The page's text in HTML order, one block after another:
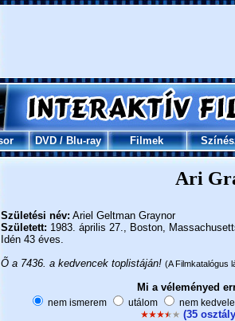
DVD/Blu-ray Filmek
Ari
Születési név: Ariel Geltman Graynor
Született: 1983. április 27., Boston,
Idén 43 éves.
Õ a 7436. a kedvencek toplistáján! (A Filmkatalógus
Mi a véleményed
nem ismerem utálom nem
(35